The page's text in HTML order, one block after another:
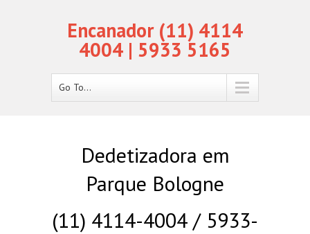
Encanador (11) 4114
4004 | 5933 5165
Go To...
Dedetizadora em
Parque Bologne
(11) 4114-4004 / 5933-